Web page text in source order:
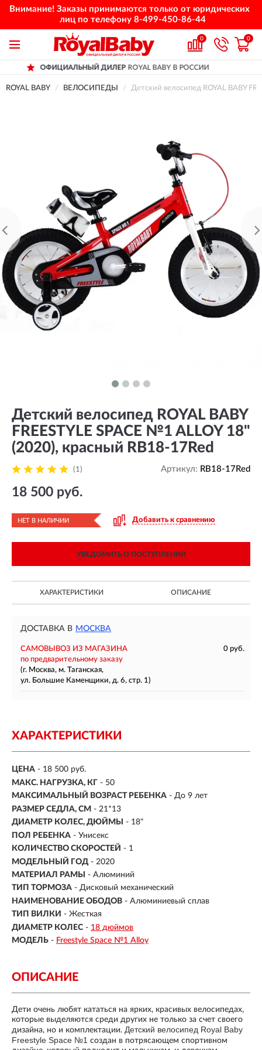
Внимание! Заказы принимаются только от юридических
лиц по телефону 8-499-450-86-44
0 0
ДИЛЕРROYAL BABY В РОССИИ
ROYAL BABY ВЕЛОСИПЕДЫ Детский велосипед ROYAL BABY
Детский велосипед ROYAL BABY
FREESTYLE SPACE №1 ALLOY 18"
(2020), красный RB18-17Red
(1) Артикул: RB18-17Red
18 500 руб.
НЕТ В НАЛИЧИИ Добавить к сравнению
УВЕДОМИТЬ О ПОСТУПЛЕНИИ
ХАРАКТЕРИСТИКИ ОПИСАНИЕ
ДОСТАВКА В МОСКВА
САМОВЫВОЗ ИЗ МАГАЗИНА
0 руб.
по предварительному заказу
(г. Москва, м. Таганская,
ул. Большие Каменщики, д. 6, стр. 1)
ХАРАКТЕРИСТИКИ
ЦЕНА - 18 500 руб.
МАКС. НАГРУЗКА, КГ - 50
МАКСИМАЛЬНЫЙ ВОЗРАСТ РЕБЕНКА - До 9 лет
РАЗМЕР СЕДЛА, СМ - 21*13
ДИАМЕТР КОЛЕС, ДЮЙМЫ
- 18"
ПОЛ РЕБЕНКА - Унисекс
КОЛИЧЕСТВО СКОРОСТЕЙ - 1
МОДЕЛЬНЫЙ ГОД - 2020
МАТЕРИАЛ РАМЫ
- Алюминий
ТИП ТОРМОЗА - Дисковый механический
НАИМЕНОВАНИЕ ОБОДОВ - Алюминиевый сплав
ТИП ВИЛКИ - Жесткая
ДИАМЕТР КОЛЕС - 18 дюймов
МОДЕЛЬ - Freestyle Space №1 Alloy
ОПИСАНИЕ
Дети очень любят кататься на ярких, красивых велосипедах,
которые выделяются среди других не только за счет своего
дизайна, но и комплектации. Детский велосипед Royal Baby
Freestyle Space №1 создан в потрясающем спортивном